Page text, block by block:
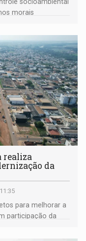
morais
realiza
da
para melhorar a
participação da